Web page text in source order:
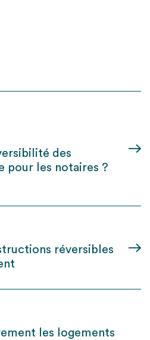
des
pour les notaires ?
réversibles
les logements